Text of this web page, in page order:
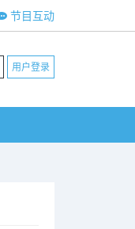
节目互动
用户登录